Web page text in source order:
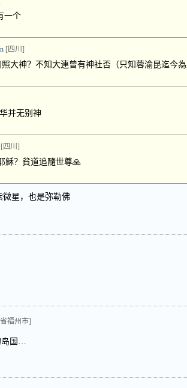
一个
[四川]
照大神？不知大連曾有神社否（只知蓉渝昆迄
并无别神
[四川]
穌？貧道追隨世尊🙏
微星，也是弥勒佛
福州市]
岛国…